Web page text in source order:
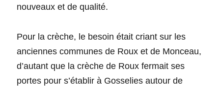
nouveaux et de qualité.
Pour la crèche, le besoin était criant sur les
anciennes communes de Roux et de Monceau,
d’autant que la crèche de Roux fermait ses
portes pour s’établir à Gosselies autour de